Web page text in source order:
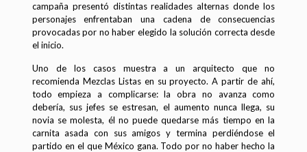
campaña presentó distintas realidades alternas donde los
personajes enfrentaban una cadena de consecuencias
provocadas por no haber elegido la solución correcta desde
el inicio.
Uno de los casos muestra a un arquitecto que no
recomienda Mezclas Listas en su proyecto. A partir de ahí,
todo empieza a complicarse: la obra no avanza como
debería, sus jefes se estresan, el aumento nunca llega, su
novia se molesta, él no puede quedarse más tiempo en la
carnita asada con sus amigos y termina perdiéndose el
partido en el que México gana. Todo por no haber hecho la